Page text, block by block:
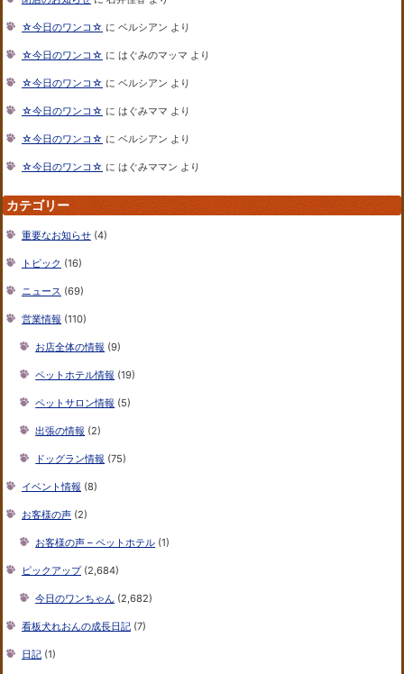
☆今日のワンコ☆ に ベルシアン より
☆今日のワンコ☆ に はぐみのマッマ より
☆今日のワンコ☆ に ベルシアン より
☆今日のワンコ☆ に はぐみママ より
☆今日のワンコ☆ に ベルシアン より
☆今日のワンコ☆ に はぐみママン より
カテゴリー
重要なお知らせ (4)
トピック (16)
ニュース (69)
営業情報 (110)
お店全体の情報 (9)
ペットホテル情報 (19)
ペットサロン情報 (5)
出張の情報 (2)
ドッグラン情報 (75)
イベント情報 (8)
お客様の声 (2)
お客様の声 – ペットホテル (1)
ピックアップ(2,684)
今日のワンちゃん (2,682)
看板犬れおんの成長日記 (7)
日記 (1)